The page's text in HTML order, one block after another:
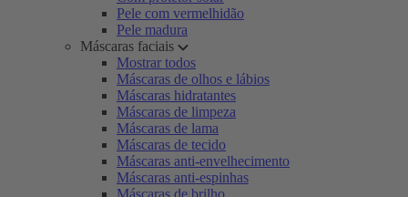
Pele com vermelhidão
Pele madura
Máscaras faciais
Mostrar todos
Máscaras de olhos e lábios
Máscaras hidratantes
Máscaras de limpeza
Máscaras de lama
Máscaras de tecido
Máscaras anti-envelhecimento
Máscaras anti-espinhas
Máscaras de brilho